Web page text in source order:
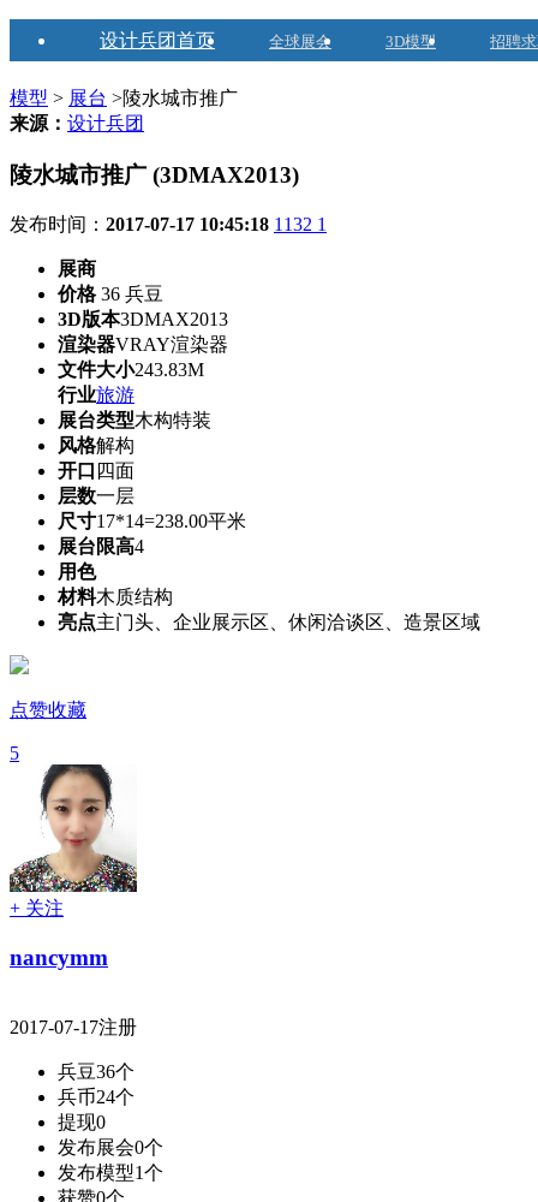
设计兵团首页 全球展会 3D模型 招聘
模型 > 展台 >陵水城市推广
来源： 设计兵团
陵水城市推广 (3DMAX2013)
发布时间： 2017-07-17 10:45:18 1132 1
展商
价格36 兵豆
3D版本3DMAX2013
渲染器VRAY渲染器
文件大小243.83M
行业旅游
展台类型木构特装
风格解构
开口 四面
层数一层
尺寸17*14=238.00平米
展台限高4
用色
材料木质结构
亮点主门头、企业展示区、休闲洽谈区、造景区域
点赞收藏
5
+ 关注
nancymm
2017-07-17注册
兵豆36个
兵币24个
提现0
发布展会0个
发布模型1个
获赞0个